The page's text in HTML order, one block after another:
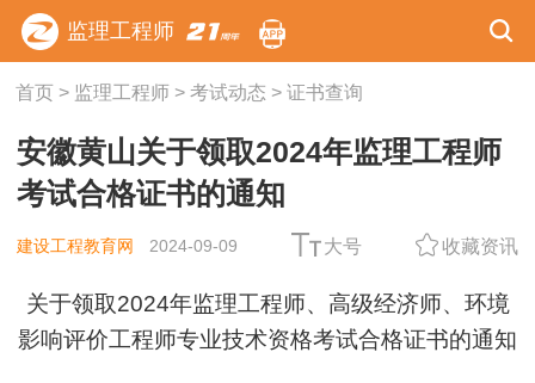
监理工程师
首页> 监理工程师> 考试动态 > 证书查询
安徽黄山关于领取2024年监理工程师
考试合格证书的通知
建设工程教育网 2024-09-09 大号 收藏资讯
关于领取2024年监理工程师、高级经济师、环境
影响评价工程师专业技术资格考试合格证书的通知